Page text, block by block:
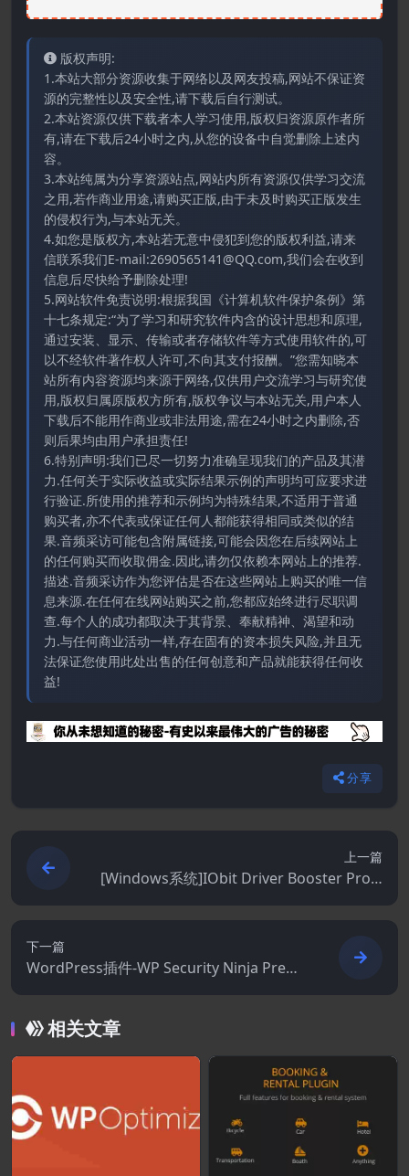
版权声明:
1.本站大部分资源收集于网络以及网友投稿,网站不保证资
源的完整性以及安全性,请下载后自行测试。
2.本站资源仅供下载者本人学习使用,版权归资源原作者所
有,请在下载后24小时之内,从您的设备中自觉删除上述内
容。
3.本站纯属为分享资源站点,网站内所有资源仅供学习交流
之用,若作商业用途,请购买正版,由于未及时购买正版发生
的侵权行为,与本站无关。
4.如您是版权方,本站若无意中侵犯到您的版权利益,请来
信联系我们E-mail:2690565141@QQ.com,我们会在收到
信息后尽快给予删除处理!
5.网站软件免责说明:根据我国《计算机软件保护条例》第
十七条规定:“为了学习和研究软件内含的设计思想和原理,
通过安装、显示、传输或者存储软件等方式使用软件的,可
以不经软件著作权人许可,不向其支付报酬。”您需知晓本
站所有内容资源均来源于网络,仅供用户交流学习与研究使
用,版权归属原版权方所有,版权争议与本站无关,用户本人
下载后不能用作商业或非法用途,需在24小时之内删除,否
则后果均由用户承担责任!
6.特别声明:我们已尽一切努力准确呈现我们的产品及其潜
力.任何关于实际收益或实际结果示例的声明均可应要求进
行验证.所使用的推荐和示例均为特殊结果,不适用于普通
购买者,亦不代表或保证任何人都能获得相同或类似的结
果.音频采访可能包含附属链接,可能会因您在后续网站上
的任何购买而收取佣金.因此,请勿仅依赖本网站上的推荐.
描述.音频采访作为您评估是否在这些网站上购买的唯一信
息来源.在任何在线网站购买之前,您都应始终进行尽职调
查.每个人的成功都取决于其背景、奉献精神、渴望和动
力.与任何商业活动一样,存在固有的资本损失风险,并且无
法保证您使用此处出售的任何创意和产品就能获得任何收
益!
分享
上一篇
[Windows系统]IObit Driver Booster Pro 1
3.6.0.438
下一篇
WordPress插件-WP Security Ninja Premi
um 5.294
相关文章